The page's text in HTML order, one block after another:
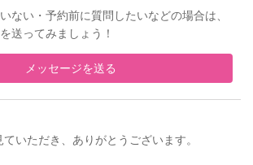
ない・予約前に質問したいなどの場合は、
送ってみましょう！
メッセージを送る
いただき、ありがとうございます。